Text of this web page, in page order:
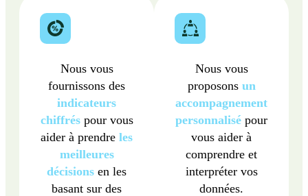
Nous vous
fournissons des
indicateurs
chiffréspour vous
aider à prendre les
meilleures
décisions en les
basant sur des
Nous vous
proposons un
accompagnement
personnalisé pour
vous aider à
comprendre et
interpréter vos
données.